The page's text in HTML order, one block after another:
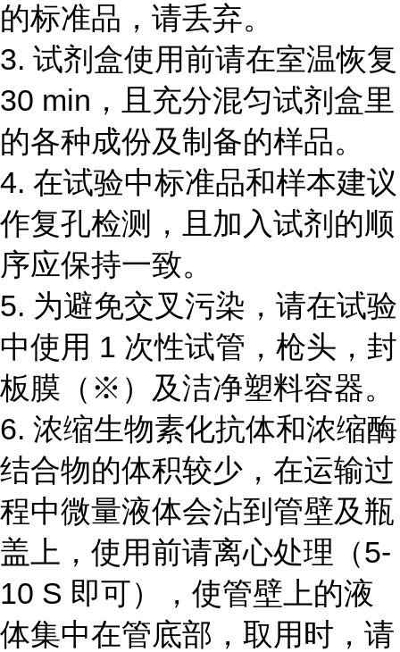
的标准品，请丢弃。
3. 试剂盒使用前请在室温恢复
30 min ，且充分混匀试剂盒里
的各种成份及制备的样品。
4. 在试验中标准品和样本建议
作复孔检测，且加入试剂的顺
序应保持一致。
5. 为避免交叉污染，请在试验
中使用 1 次性试管，枪头，封
板膜（ ※ ）及洁净塑料容器。
6. 浓缩生物素化抗体和浓缩酶
结合物的体积较少，在运输过
程中微量液体会沾到管壁及瓶
盖上，使用前请离心处理（5-
10 S 即可），使管壁上的液
体集中在管底部，取用时，请